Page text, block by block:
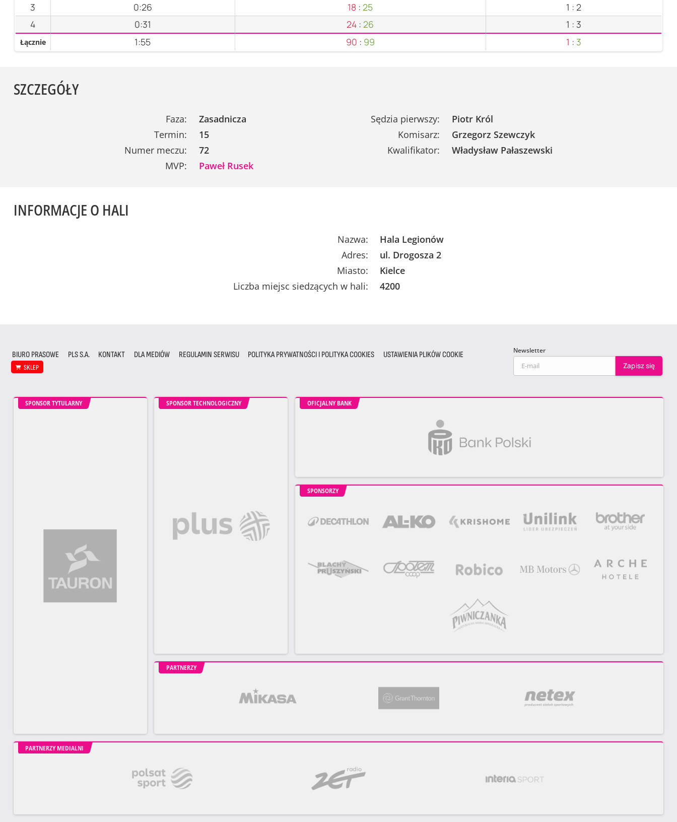
3
0:26 18 : 25 1 : 2
4
0:31 24 : 26 1 : 3
Łącznie 1:55 90 : 99 1 : 3
SZCZEGÓŁY
Faza:
Zasadnicza
Termin:
15
Numer meczu:
72
MVP:
Paweł Rusek
Sędzia pierwszy:
Piotr Król
Komisarz:
Grzegorz Szewczyk
Kwalifikator:
Władysław Pałaszewski
INFORMACJE O HALI
Nazwa:
Hala Legionów
Adres:
ul. Drogosza 2
Miasto:
Kielce
Liczba miejsc siedzących w hali:
4200
BIURO PRASOWE PLS S.A. KONTAKT DLA MEDIÓW REGULAMIN SERWISU POLITYKA PRYWATNOŚCI I POLITYKA COOKIES USTAWIENIA PLIKÓW COOKIE
SKLEP
Newsletter
SPONSOR TYTULARNY SPONSOR TECHNOLOGICZNY OFICJALNY BANK
SPONSORZY
PARTNERZY
PARTNERZY MEDIALNI